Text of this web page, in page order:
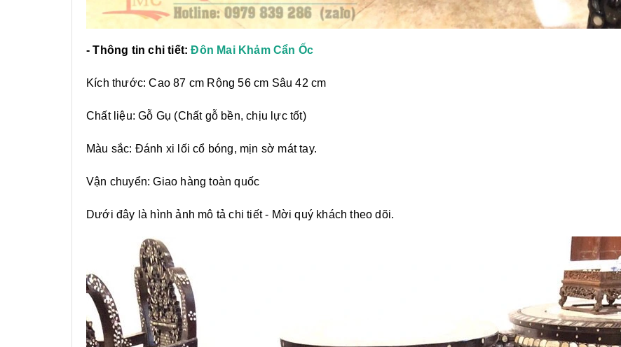
- Thông tin chi tiết:Đôn Mai Khảm Cẩn Ốc
Kích thước: Cao 87 cm Rộng 56 cm Sâu 42 cm
Chất liệu: Gỗ Gụ (Chất gỗ bền, chịu lực tốt)
Màu sắc: Đánh xi lối cổ bóng, mịn sờ mát tay.
Vận chuyển: Giao hàng toàn quốc
Dưới đây là hình ảnh mô tả chi tiết - Mời quý khách theo dõi.